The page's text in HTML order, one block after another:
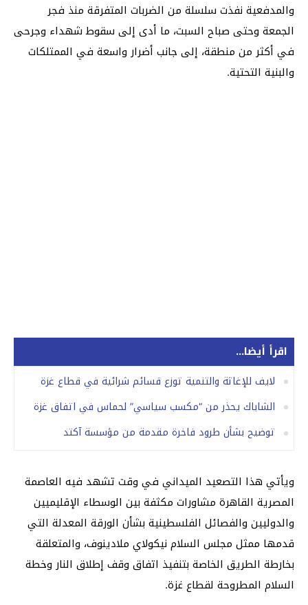
والمدفعية نفذت سلسلة من الضربات المتفرقة منذ فجر
الجمعة وحتى صباح السبت، ما أدى إلى سقوط شهداء وجرحى
في أكثر من منطقة، إلى جانب أضرار واسعة في الممتلكات
والبنية التحتية.
اقرأ أيضا...
لايف للإغاثة والتنمية توزع قسائم شرائية في قطاع غزة
الشاباك يحذر من “مكسب سياسي” لحماس في اتفاق غزة
توضيح بشأن طرود فاخرة مقدمة من مؤسسة آكتد
ويأتي هذا التصعيد الميداني في وقت تشهد فيه العاصمة
المصرية القاهرة مشاورات مكثفة بين الوسطاء الإقليميين
والدوليين والفصائل الفلسطينية بشأن الورقة المعدلة التي
قدمها ممثل مجلس السلام نيكولاي ملادينوف، والمتعلقة
بخارطة الطريق الخاصة بتنفيذ اتفاق وقف إطلاق النار وخطة
السلام المطروحة لقطاع غزة.